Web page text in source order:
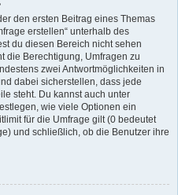
den ersten Beitrag eines Themas
erstellen“ unterhalb des
du diesen Bereich nicht sehen
die Berechtigung, Umfragen zu
zwei Antwortmöglichkeiten in
dabei sicherstellen, dass jede
steht. Du kannst auch unter
wie viele Optionen ein
für die Umfrage gilt (0 bedeutet
und schließlich, ob die Benutzer ihre